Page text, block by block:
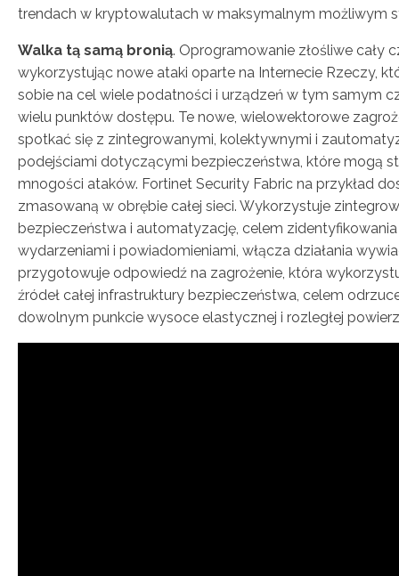
trendach w kryptowalutach w maksymalnym możliwym
Walka tą samą bronią. Oprogramowanie złośliwe cały
wykorzystując nowe ataki oparte na Internecie Rzeczy,
sobie na cel wiele podatności i urządzeń w tym samym
wielu punktów dostępu. Te nowe, wielowektorowe
spotkać się z zintegrowanymi, kolektywnymi i
podejściami dotyczącymi bezpieczeństwa, które mogą
mnogości ataków. Fortinet Security Fabric na przykład
zmasowaną w obrębie całej sieci. Wykorzystuje
bezpieczeństwa i automatyzację, celem zidentyfikowania
wydarzeniami i powiadomieniami, włącza działania
przygotowuje odpowiedź na zagrożenie, która
źródeł całej infrastruktury bezpieczeństwa, celem
dowolnym punkcie wysoce elastycznej i rozległej